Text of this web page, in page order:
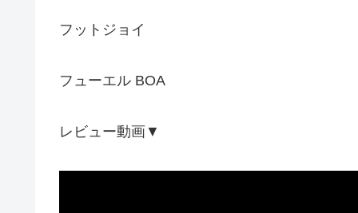
フットジョイ
フューエル BOA
レビュー動画▼